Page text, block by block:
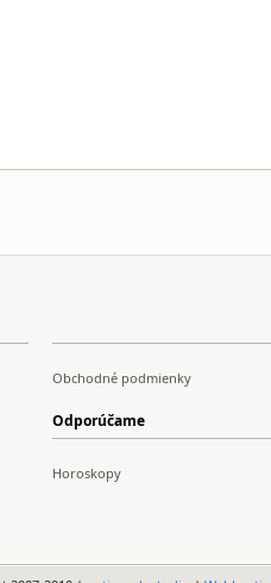
Obchodné podmienky
Odporúčame
Horoskopy